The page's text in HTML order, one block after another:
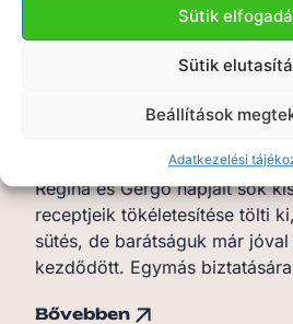
Sütik
Sütik
Beállítások
Adatkezelési
Moon and Back
Regina és Gergő napjait sok
receptjeik tökéletesítése tölti
sütés, de barátságuk már
kezdődött. Egymás
Bővebben